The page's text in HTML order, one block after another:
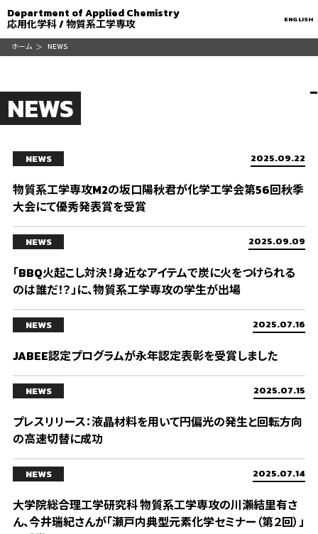
Department of Applied Chemistry
応用化学科 / 物質系工学専攻 ENGLISH
NEWS
2025.09.22
NEWS
物質系工学専攻M2の坂口陽秋君が化学工学会第56回秋季
大会にて優秀発表賞を受賞
2025.09.09
NEWS
「BBQ火起こし対決！身近なアイテムで炭に火をつけられる
のは誰だ！？」に、物質系工学専攻の学生が出場
2025.07.16
NEWS
JABEE認定プログラムが永年認定表彰を受賞しました
2025.07.15
NEWS
プレスリリース：液晶材料を用いて円偏光の発生と回転方向
の高速切替に成功
2025.07.14
NEWS
大学院総合理工学研究科 物質系工学専攻の川瀨結里有さ
ん、今井瑞紀さんが「瀬戸内典型元素化学セミナー（第２回）」
ホーム NEWS